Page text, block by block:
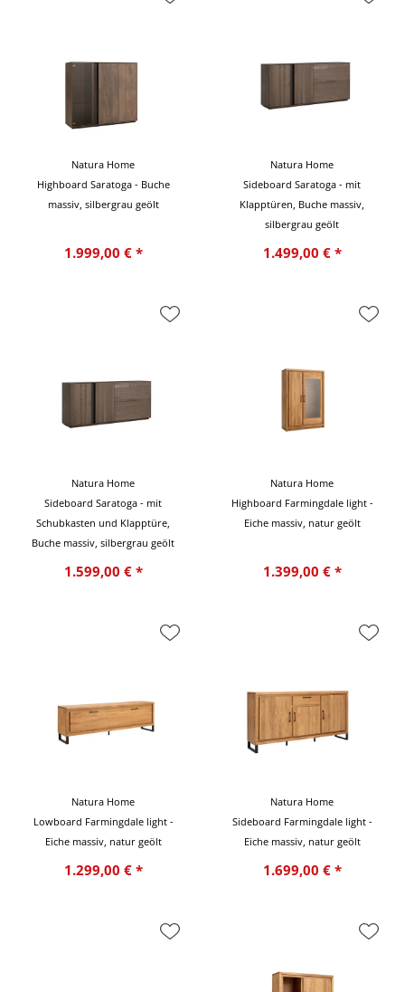
Natura Home
Highboard Saratoga - Buche
massiv, silbergrau geölt
1.999,00 € *
Natura Home
Sideboard Saratoga - mit
Klapptüren, Buche massiv,
silbergrau geölt
1.499,00 € *
Natura Home
Sideboard Saratoga - mit
Schubkasten und Klapptüre,
Buche massiv, silbergrau geölt
1.599,00 € *
Natura Home
Highboard Farmingdale light -
Eiche massiv, natur geölt
1.399,00 € *
Natura Home
Lowboard Farmingdale light -
Eiche massiv, natur geölt
1.299,00 € *
Natura Home
Sideboard Farmingdale light -
Eiche massiv, natur geölt
1.699,00 € *